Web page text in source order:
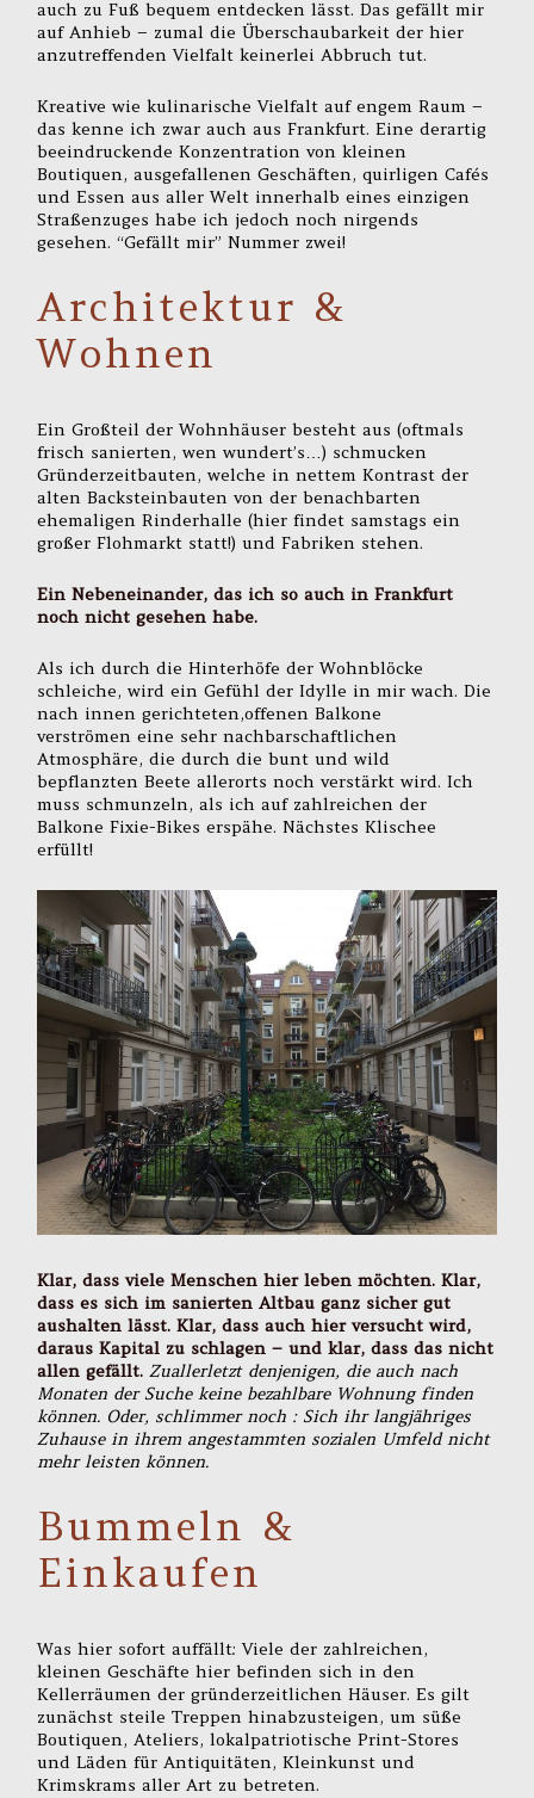
auch zu Fuß bequem entdecken lässt. Das gefällt mir
auf Anhieb – zumal die Überschaubarkeit der hier
anzutreffenden Vielfalt keinerlei Abbruch tut.
Kreative wie kulinarische Vielfalt auf engem Raum –
das kenne ich zwar auch aus Frankfurt. Eine derartig
beeindruckende Konzentration von kleinen
Boutiquen, ausgefallenen Geschäften, quirligen Cafés
und Essen aus aller Welt innerhalb eines einzigen
Straßenzuges habe ich jedoch noch nirgends
gesehen. “Gefällt mir” Nummer zwei!
Architektur &
Wohnen
Ein Großteil der Wohnhäuser besteht aus (oftmals
frisch sanierten, wen wundert’s…) schmucken
Gründerzeitbauten, welche in nettem Kontrast der
alten Backsteinbauten von der benachbarten
ehemaligen Rinderhalle (hier findet samstags ein
großer Flohmarkt statt!) und Fabriken stehen.
Ein Nebeneinander, das ich so auch in Frankfurt
noch nicht gesehen habe.
Als ich durch die Hinterhöfe der Wohnblöcke
schleiche, wird ein Gefühl der Idylle in mir wach. Die
nach innen gerichteten,offenen Balkone
verströmen eine sehr nachbarschaftlichen
Atmosphäre, die durch die bunt und wild
bepflanzten Beete allerorts noch verstärkt wird. Ich
muss schmunzeln, als ich auf zahlreichen der
Balkone Fixie-Bikes erspähe. Nächstes Klischee
erfüllt!
Klar, dass viele Menschen hier leben möchten. Klar,
dass es sich im sanierten Altbau ganz sicher gut
aushalten lässt. Klar, dass auch hier versucht wird,
daraus Kapital zu schlagen – und klar, dass das nicht
allen gefällt. Zuallerletzt denjenigen, die auch nach
Monaten der Suche keine bezahlbare Wohnung finden
können. Oder, schlimmer noch : Sich ihr langjähriges
Zuhause in ihrem angestammten sozialen Umfeld nicht
mehr leisten können.
Bummeln &
Einkaufen
Was hier sofort auffällt: Viele der zahlreichen,
kleinen Geschäfte hier befinden sich in den
Kellerräumen der gründerzeitlichen Häuser. Es gilt
zunächst steile Treppen hinabzusteigen, um süße
Boutiquen, Ateliers, lokalpatriotische Print-Stores
und Läden für Antiquitäten, Kleinkunst und
Krimskrams aller Art zu betreten.